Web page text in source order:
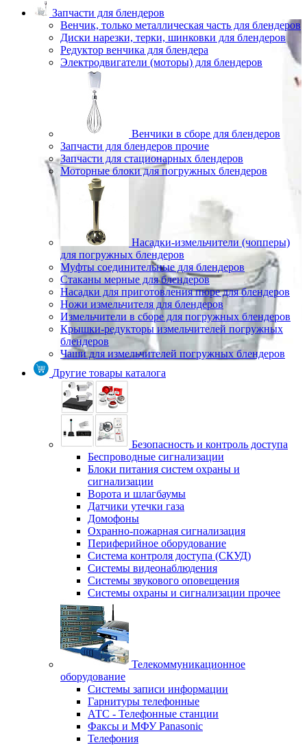
Запчасти для блендеров
Венчик, только металлическая часть для блендеров
Диски нарезки, терки, шинковки для блендеров
Редуктор венчика для блендера
Электродвигатели (моторы) для блендеров
Венчики в сборе для блендеров
Запчасти для блендеров прочие
Запчасти для стационарных блендеров
Моторные блоки для погружных блендеров
Насадки-измельчители (чопперы)
для погружных блендеров
Муфты соединительные для блендеров
Стаканы мерные для блендеров
Насадки для приготовления пюре для блендеров
Ножи измельчителя для блендеров
Измельчители в сборе для погружных блендеров
Крышки-редукторы измельчителей погружных
блендеров
Чаши для измельчителей погружных блендеров
Другие товары каталога
Безопасность и контроль доступа
Беспроводные сигнализации
Блоки питания систем охраны и
сигнализации
Ворота и шлагбаумы
Датчики утечки газа
Домофоны
Охранно-пожарная сигнализация
Периферийное оборудование
Система контроля доступа (СКУД)
Системы видеонаблюдения
Системы звукового оповещения
Системы охраны и сигнализации прочее
Телекоммуникационное
оборудование
Системы записи информации
Гарнитуры телефонные
АТС - Телефонные станции
Факсы и МФУ Panasonic
Телефония